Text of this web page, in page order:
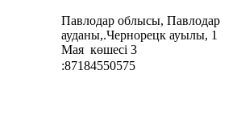
Павлодар облысы, Павлодар
ауданы,.Чернорецк ауылы, 1
Мая көшесі 3
:87184550575